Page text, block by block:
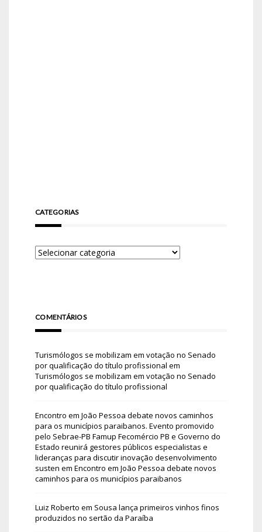
CATEGORIAS
COMENTÁRIOS
Turismólogos se mobilizam em votação no Senado
por qualificação do título profissional em
Turismólogos se mobilizam em votação no Senado
por qualificação do título profissional
Encontro em João Pessoa debate novos caminhos
para os municípios paraibanos. Evento promovido
pelo Sebrae-PB Famup Fecomércio PB e Governo do
Estado reunirá gestores públicos especialistas e
lideranças para discutir inovação desenvolvimento
susten em Encontro em João Pessoa debate novos
caminhos para os municípios paraibanos
Luiz Roberto em Sousa lança primeiros vinhos finos
produzidos no sertão da Paraíba